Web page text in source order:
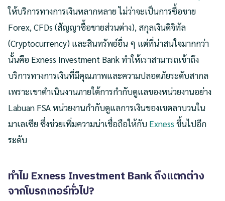
ให้บริการทางการเงินหลากหลาย ไม่ว่าจะเป็นการซื้อขาย
Forex, CFDs (สัญญาซื้อขายส่วนต่าง), สกุลเงินดิจิทัล
(Cryptocurrency) และสินทรัพย์อื่น ๆ แต่ที่น่าสนใจมากกว่า
นั้นคือ Exness Investment Bank ทำให้เราสามารถเข้าถึง
บริการทางการเงินที่มีคุณภาพและความปลอดภัยระดับสากล
เพราะเขาดำเนินงานภายใต้การกำกับดูแลของหน่วยงานอย่าง
Labuan FSA หน่วยงานกำกับดูแลการเงินของเขตลาบวนใน
มาเลเซีย ซึ่งช่วยเพิ่มความน่าเชื่อถือให้กับ Exness ขึ้นไปอีก
ระดับ
ทำไม Exness Investment Bank ถึงแตกต่าง
จากโบรกเกอร์ทั่วไป?